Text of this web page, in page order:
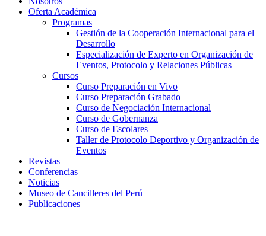
Oferta Académica
Programas
Gestión de la Cooperación Internacional para el
Desarrollo
Especialización de Experto en Organización de
Eventos, Protocolo y Relaciones Públicas
Cursos
Curso Preparación en Vivo
Curso Preparación Grabado
Curso de Negociación Internacional
Curso de Gobernanza
Curso de Escolares
Taller de Protocolo Deportivo y Organización de
Eventos
Revistas
Conferencias
Noticias
Museo de Cancilleres del Perú
Publicaciones